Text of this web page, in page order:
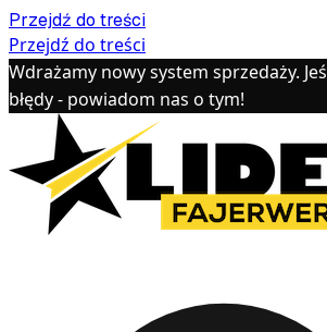
Przejdź do treści
Przejdź do treści
Wdrażamy nowy system sprzedaży.
błędy - powiadom nas o tym!